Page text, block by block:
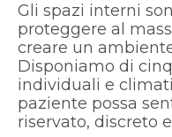
Gli spazi interni
proteggere al
creare un
Disponiamo di
individuali e
paziente possa
riservato, discreto